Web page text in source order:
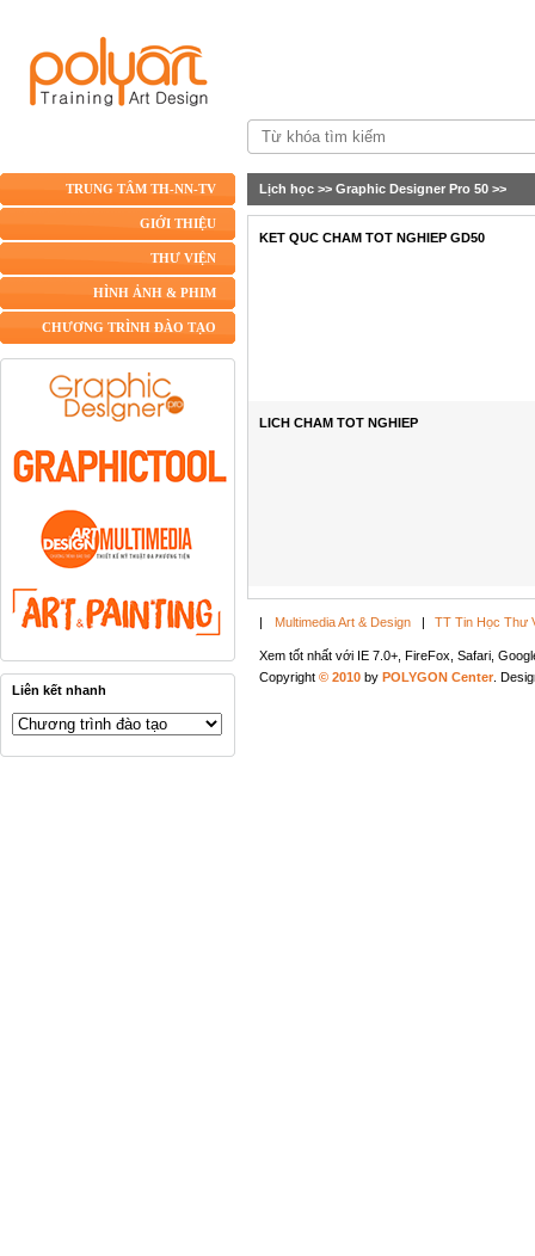
TRUNG TÂM TH-NN-TV
GIỚI THIỆU
THƯ VIỆN
HÌNH ẢNH & PHIM
CHƯƠNG TRÌNH ĐÀO TẠO
Liên kết nhanh
Lịch học >> Graphic Designer Pro 50 >>
KET QUC CHAM TOT NGHIEP GD50
LICH CHAM TOT NGHIEP
| Multimedia Art & Design | TT Tin Học Thư
Xem tốt nhất với IE 7.0+, FireFox, Safari,
Copyright © 2010 by POLYGON Center .